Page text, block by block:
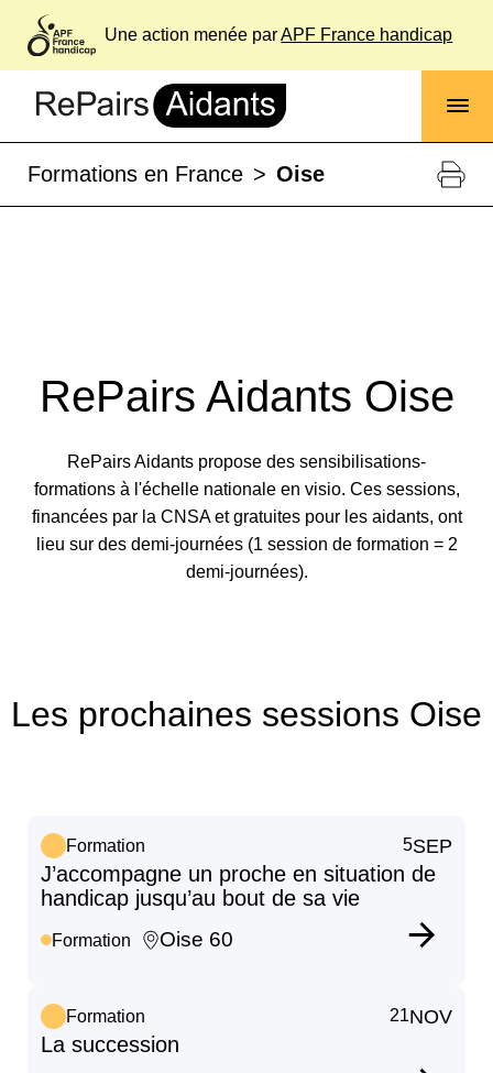
Une action menée parAPF France handicap
Formations en France > Oise
RePairs Aidants Oise
RePairs Aidants propose des sensibilisations-
formations à l'échelle nationale en visio. Ces sessions,
financées par la CNSA et gratuites pour les aidants, ont
lieu sur des demi-journées (1 session de formation = 2
demi-journées).
Les prochaines sessions Oise
Formation 5SEP
J’accompagne un proche en situation de
handicap jusqu’au bout de sa vie
Formation Oise 60
Formation 21NOV
La succession